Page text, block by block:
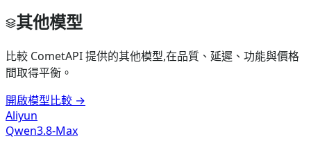
其他模型
比較 CometAPI 提供的其他模型,在品質、延遲、功能與價格
間取得平衡。
開啟模型比較 →
Aliyun
Qwen3.8-Max